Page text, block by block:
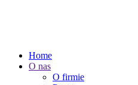
Home
O nas
O firmie